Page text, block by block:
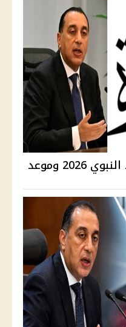
موقف ترحيل إجازة المولد النبوي 2026 وموعد